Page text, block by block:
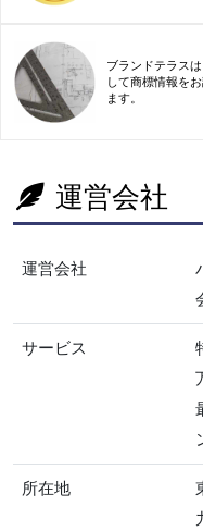
ブランドテラス
して商標情報を
ます。
運営会社
運営会社
サービス
所在地